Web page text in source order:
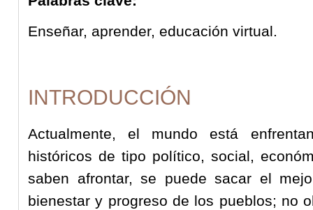
Enseñar, aprender, educación virtual.
INTRODUCCIÓN
Actualmente, el mundo está
históricos de tipo político, social,
saben afrontar, se puede sacar el
bienestar y progreso de los pueblos; no